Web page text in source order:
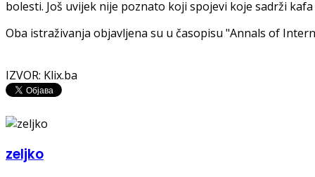
bolesti. Još uvijek nije poznato koji spojevi koje sadrži
Oba istraživanja objavljena su u časopisu "Annals of
IZVOR: Klix.ba
zeljko